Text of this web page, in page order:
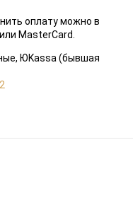
оплату можно в
MasterCard.
ЮKassa (бывшая